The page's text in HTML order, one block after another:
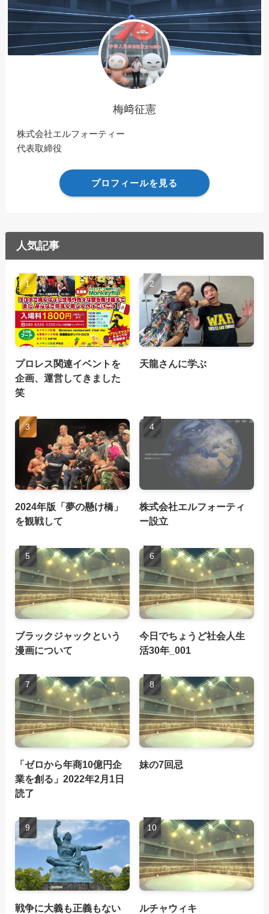
梅﨑征憲
株式会社エルフォーティー
代表取締役
プロフィールを見る
人気記事
プロレス関連イベントを
企画、運営してきました
笑
天龍さんに学ぶ
2024年版「夢の懸け橋」
を観戦して
株式会社エルフォーティ
ー設立
ブラックジャックという
漫画について
今日でちょうど社会人生
活30年_001
「ゼロから年商10億円企
業を創る」2022年2月1日
読了
妹の7回忌
戦争に大義も正義もない
ルチャウィキ